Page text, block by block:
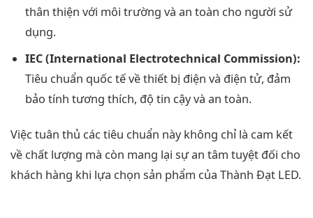
thân thiện với môi trường và an toàn cho người sử
dụng.
IEC (International Electrotechnical Commission):
Tiêu chuẩn quốc tế về thiết bị điện và điện tử, đảm
bảo tính tương thích, độ tin cậy và an toàn.
Việc tuân thủ các tiêu chuẩn này không chỉ là cam kết
về chất lượng mà còn mang lại sự an tâm tuyệt đối cho
khách hàng khi lựa chọn sản phẩm của Thành Đạt LED.